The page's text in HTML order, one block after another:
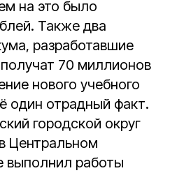
на это было
Также два
разработавшие
70 миллионов
нового учебного
один отрадный факт.
городской округ
Центральном
выполнил работы